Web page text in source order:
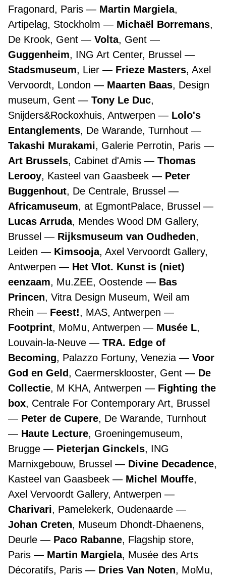
Fragonard, Paris
Martin Margiela,
Artipelag, Stockholm
Michaël Borremans,
De Krook, Gent
Volta, Gent
Guggenheim, ING Art Center, Brussel
Stadsmuseum, Lier Frieze Masters, Axel
Vervoordt, London
Maarten Baas, Design
museum, Gent
Tony Le Duc,
Snijders&Rockoxhuis, Antwerpen
Lolo's
Entanglements, De Warande, Turnhout
Takashi Murakami, Galerie Perrotin, Paris
Art Brussels, Cabinet d'Amis
Thomas
Lerooy, Kasteel van Gaasbeek
Peter
Buggenhout, De Centrale, Brussel
Africamuseum, at EgmontPalace, Brussel
Lucas Arruda, Mendes Wood DM Gallery,
Brussel
Rijksmuseum van Oudheden,
Leiden
Kimsooja, Axel Vervoordt Gallery,
Antwerpen
Het Vlot. Kunst is (niet)
eenzaam, Mu.ZEE, Oostende
Bas
Princen, Vitra Design Museum, Weil am
Rhein
Feest!, MAS, Antwerpen
Footprint, MoMu, Antwerpen Musée L,
Louvain-la-Neuve
TRA. Edge of
Becoming, Palazzo Fortuny, Venezia
Voor
God en Geld, Caermersklooster, Gent
De
Collectie, M KHA, Antwerpen
Fighting the
box, Centrale For Contemporary Art, Brussel
Peter de Cupere, De Warande, Turnhout
Haute Lecture, Groeningemuseum,
Brugge
Pieterjan Ginckels, ING
Marnixgebouw, Brussel
Divine Decadence,
Kasteel van Gaasbeek
Michel Mouffe,
Axel Vervoordt Gallery, Antwerpen
Charivari, Pamelekerk, Oudenaarde
Johan Creten, Museum Dhondt-Dhaenens,
Deurle
Paco Rabanne, Flagship store,
Paris
Martin Margiela, Musée des Arts
Décoratifs, Paris
Dries Van Noten, MoMu,